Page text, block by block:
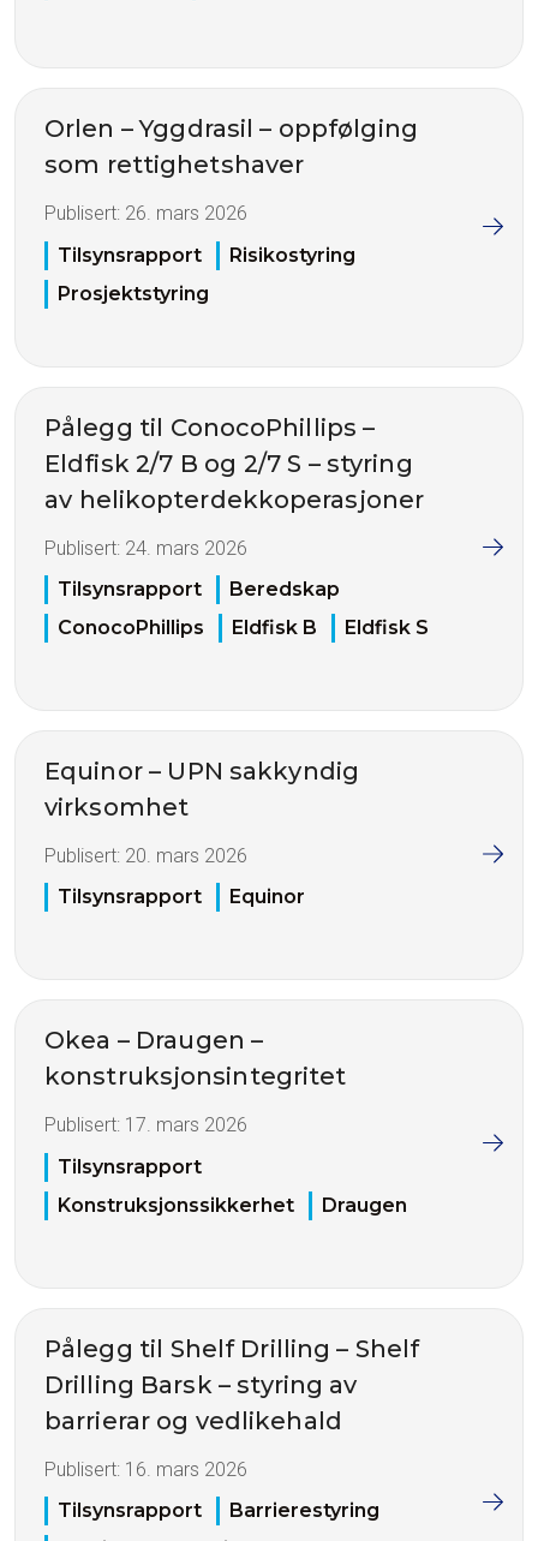
Orlen – Yggdrasil – oppfølging
som rettighetshaver
Publisert: 26. mars 2026
Tilsynsrapport
Risikostyring
Prosjektstyring
Pålegg til ConocoPhillips –
Eldfisk 2/7 B og 2/7 S – styring
av helikopterdekkoperasjoner
Publisert: 24. mars 2026
Tilsynsrapport
Beredskap
ConocoPhillips
Eldfisk B Eldfisk S
Equinor – UPN sakkyndig
virksomhet
Publisert: 20. mars 2026
Tilsynsrapport
Equinor
Okea – Draugen –
konstruksjonsintegritet
Publisert: 17. mars 2026
Tilsynsrapport
Konstruksjonssikkerhet
Draugen
Pålegg til Shelf Drilling – Shelf
Drilling Barsk – styring av
barrierar og vedlikehald
Publisert: 16. mars 2026
Tilsynsrapport
Barrierestyring